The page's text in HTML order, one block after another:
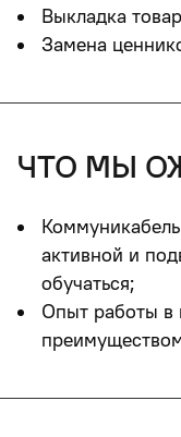
Выкладка
Замена
что мы
активной и
обучаться;
Опыт работы в